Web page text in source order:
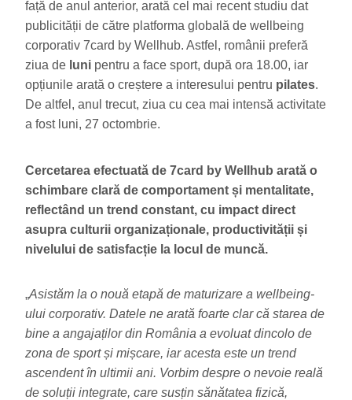
față de anul anterior, arată cel mai recent studiu dat
publicității de către platforma globală de wellbeing
corporativ 7card by Wellhub. Astfel, românii preferă
ziua de luni pentru a face sport, după ora 18.00, iar
opțiunile arată o creștere a interesului pentru pilates.
De altfel, anul trecut, ziua cu cea mai intensă activitate
a fost luni, 27 octombrie.
Cercetarea efectuată de 7card by Wellhub arată o
schimbare clară de comportament și mentalitate,
reflectând un trend constant, cu impact direct
asupra culturii organizaționale, productivității și
nivelului de satisfacție la locul de muncă.
„Asistăm la o nouă etapă de maturizare a wellbeing-
ului corporativ. Datele ne arată foarte clar că starea de
bine a angajaților din România a evoluat dincolo de
zona de sport și mișcare, iar acesta este un trend
ascendent în ultimii ani. Vorbim despre o nevoie reală
de soluții integrate, care susțin sănătatea fizică,